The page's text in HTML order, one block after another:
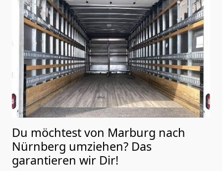
Du möchtest von Marburg nach
Nürnberg umziehen? Das
garantieren wir Dir!